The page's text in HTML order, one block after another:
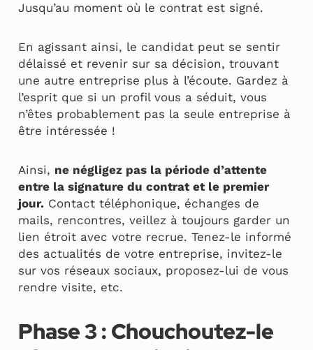
Jusqu’au moment où le contrat est signé.
En agissant ainsi, le candidat peut se sentir
délaissé et revenir sur sa décision, trouvant
une autre entreprise plus à l’écoute. Gardez à
l’esprit que si un profil vous a séduit, vous
n’êtes probablement pas la seule entreprise à
être intéressée !
Ainsi, ne négligez pas la période d’attente
entre la signature du contrat et le premier
jour. Contact téléphonique, échanges de
mails, rencontres, veillez à toujours garder un
lien étroit avec votre recrue. Tenez-le informé
des actualités de votre entreprise, invitez-le
sur vos réseaux sociaux, proposez-lui de vous
rendre visite, etc.
Phase 3 : Chouchoutez-le